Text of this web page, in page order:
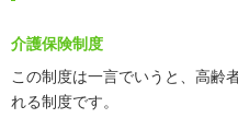
介護保険制度
この制度は一言でいうと、高齢
れる制度です。